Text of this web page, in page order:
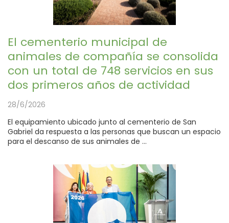
El cementerio municipal de
animales de compañía se consolida
con un total de 748 servicios en sus
dos primeros años de actividad
28/6/2026
El equipamiento ubicado junto al cementerio de San
Gabriel da respuesta a las personas que buscan un espacio
para el descanso de sus animales de ...